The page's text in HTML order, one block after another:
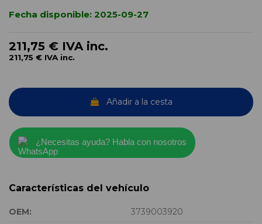
Fecha disponible: 2025-09-27
211,75 € IVA inc.
211,75 € IVA inc.
Añadir a la cesta
¿Necesitas ayuda? Habla con nosotros
Características del vehículo
OEM:
3739003920